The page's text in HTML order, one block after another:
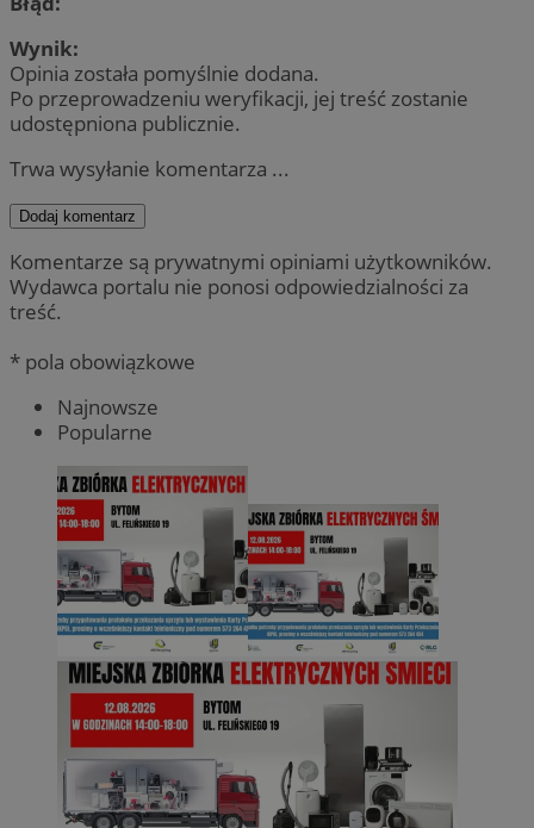
Wynik:
Opinia została pomyślnie dodana.
Po przeprowadzeniu weryfikacji, jej treść zostanie
udostępniona publicznie.
Trwa wysyłanie komentarza ...
Dodaj komentarz
Komentarze są prywatnymi opiniami użytkowników.
Wydawca portalu nie ponosi odpowiedzialności za
treść.
* pola obowiązkowe
Najnowsze
Popularne